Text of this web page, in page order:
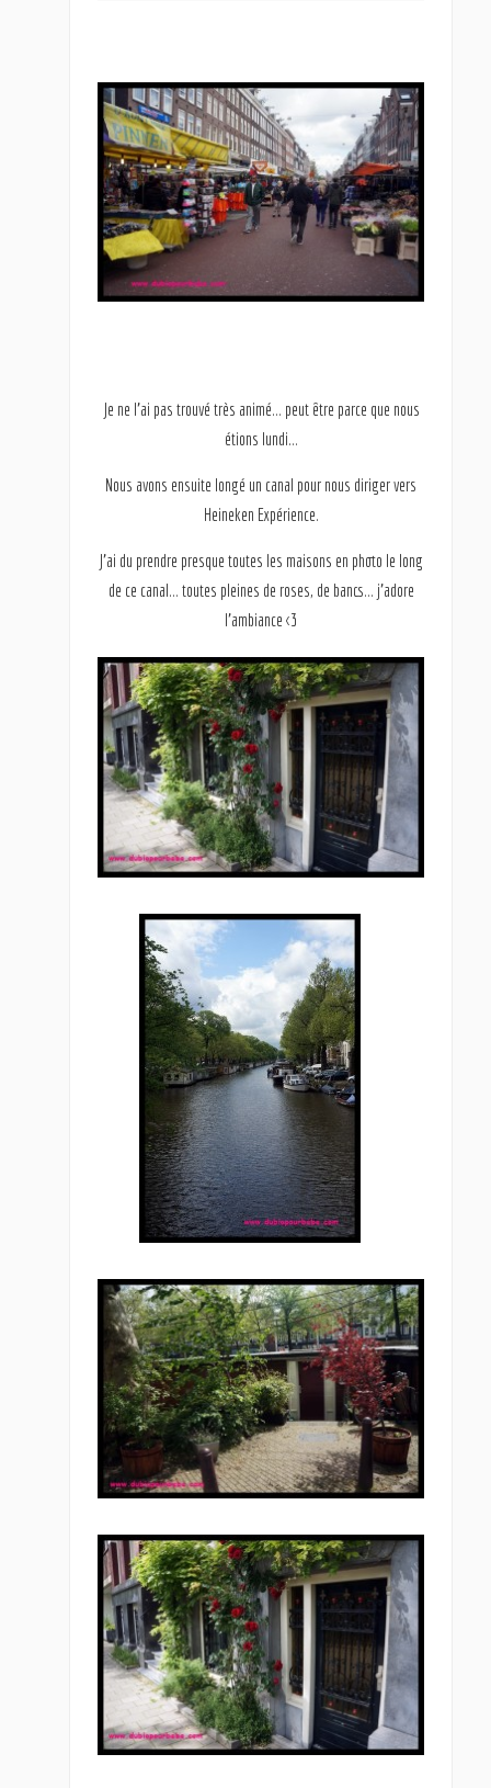
Je ne l’ai pas trouvé très animé… peut être parce que nous
étions lundi…
Nous avons ensuite longé un canal pour nous diriger vers
Heineken Expérience.
J’ai du prendre presque toutes les maisons en photo le long
de ce canal… toutes pleines de roses, de bancs… j’adore
l’ambiance <3